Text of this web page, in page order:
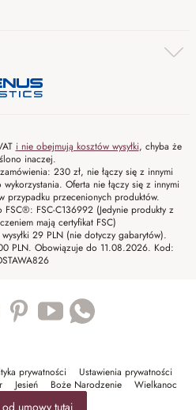
i nie obejmują kosztów wysyłki, chyba że
inaczej.
230 zł, nie łączy się z innymi
Oferta nie łączy się z innymi
przecenionych produktów.
FSC-C136992 (Jedynie produkty z
mają certyfikat FSC)
29 PLN (nie dotyczy gabarytów).
PLN. Obowiązuje do 11.08.2026. Kod:
prywatności
Ustawienia prywatności
Jesień Boże Narodzenie Wielkanoc
umowy tutaj